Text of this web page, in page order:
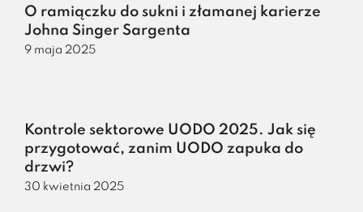
O ramiączku do sukni i złamanej karierze
Johna Singer Sargenta
9 maja 2025
Kontrole sektorowe UODO 2025. Jak się
przygotować, zanim UODO zapuka do
drzwi?
30 kwietnia 2025